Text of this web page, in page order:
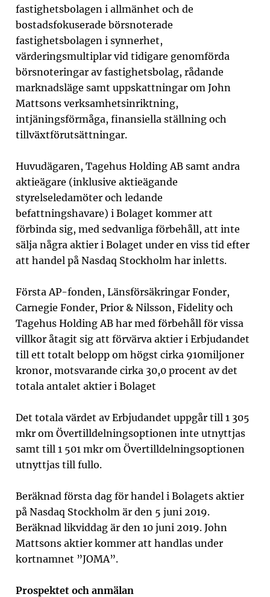
fastighetsbolagen i allmänhet och de
bostadsfokuserade börsnoterade
fastighetsbolagen i synnerhet,
värderingsmultiplar vid tidigare genomförda
börsnoteringar av fastighetsbolag, rådande
marknadsläge samt uppskattningar om John
Mattsons verksamhetsinriktning,
intjäningsförmåga, finansiella ställning och
tillväxtförutsättningar.
Huvudägaren, Tagehus Holding AB samt andra
aktieägare (inklusive aktieägande
styrelseledamöter och ledande
befattningshavare) i Bolaget kommer att
förbinda sig, med sedvanliga förbehåll, att inte
sälja några aktier i Bolaget under en viss tid efter
att handel på Nasdaq Stockholm har inletts.
Första AP-fonden, Länsförsäkringar Fonder,
Carnegie Fonder, Prior & Nilsson, Fidelity och
Tagehus Holding AB har med förbehåll för vissa
villkor åtagit sig att förvärva aktier i Erbjudandet
till ett totalt belopp om högst cirka 910miljoner
kronor, motsvarande cirka 30,0 procent av det
totala antalet aktier i Bolaget
Det totala värdet av Erbjudandet uppgår till 1 305
mkr om Övertilldelningsoptionen inte utnyttjas
samt till 1 501 mkr om Övertilldelningsoptionen
utnyttjas till fullo.
Beräknad första dag för handel i Bolagets aktier
på Nasdaq Stockholm är den 5 juni 2019.
Beräknad likviddag är den 10 juni 2019. John
Mattsons aktier kommer att handlas under
kortnamnet ”JOMA”.
Prospektet och anmälan